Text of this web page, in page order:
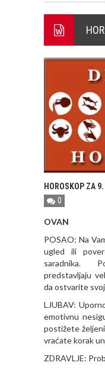
HOROSKOP ZA
0
OVAN
POSAO: Na
ugled ili
saradnika.
predstavljaju
da ostvarite
LJUBAV:
emotivnu
postižete
vraćate korak
ZDRAVLJE: